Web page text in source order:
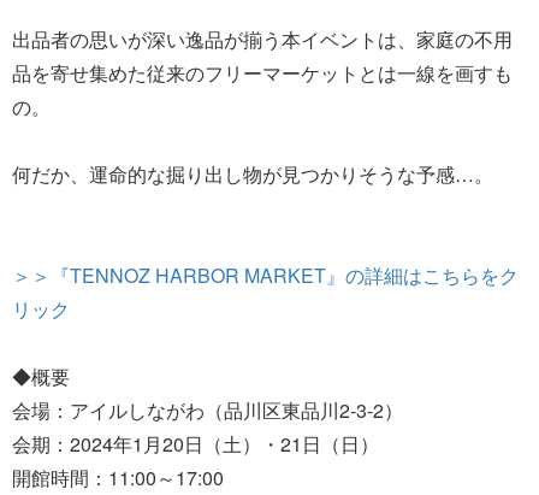
出品者の思いが深い逸品が揃う本イベントは、家庭の不用
品を寄せ集めた従来のフリーマーケットとは一線を画すも
の。
何だか、運命的な掘り出し物が見つかりそうな予感…。
＞＞『TENNOZ HARBOR MARKET』の詳細はこちらをク
リック
◆概要
会場：アイルしながわ（品川区東品川2-3-2）
会期：2024年1月20日（土）・21日（日）
開館時間：11:00～17:00